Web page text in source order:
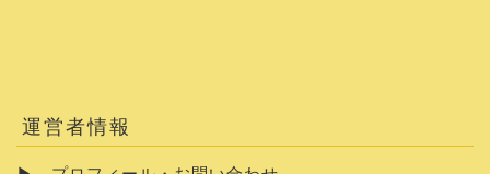
運営者情報